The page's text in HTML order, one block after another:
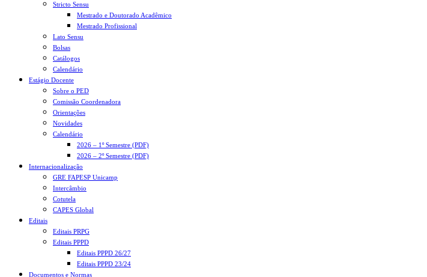
Stricto Sensu
Mestrado e Doutorado Acadêmico
Mestrado Profissional
Lato Sensu
Bolsas
Catálogos
Calendário
Estágio Docente
Sobre o PED
Comissão Coordenadora
Orientações
Novidades
Calendário
2026 – 1º Semestre (PDF)
2026 – 2º Semestre (PDF)
Internacionalização
GRE FAPESP Unicamp
Intercâmbio
Cotutela
CAPES Global
Editais
Editais PRPG
Editais PPPD
Editais PPPD 26/27
Editais PPPD 23/24
Documentos e Normas